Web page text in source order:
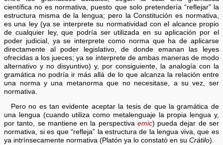
científica no es normativa, puesto que solo pretendería “reflejar” la
estructura misma de la lengua; pero la Constitución es normativa,
es una ley (ya se interprete su normatividad con el alcance propio
de cualquier ley, que podría ser utilizada en su aplicación por el
poder judicial, ya se interprete como norma que ha de aplicarse
directamente al poder legislativo, de donde emanan las leyes
ofrecidas a los jueces; ya se interprete de ambas maneras de modo
alternativo y no disyuntivo) y, por consiguiente, la analogía con la
gramática no podría ir más allá de lo que alcanza la relación entre
una norma y una metanorma que no necesitase, a su vez, ser
normativa.
Pero no es tan evidente aceptar la tesis de que la gramática de
una lengua (cuando utiliza como metalenguaje la propia lengua y,
por tanto, se mantiene en la perspectiva emic) pueda dejar de ser
normativa, si es que “refleja” la estructura de la lengua viva, que es
ya intrínsecamente normativa (Platón ya lo constató en suCrátilo).